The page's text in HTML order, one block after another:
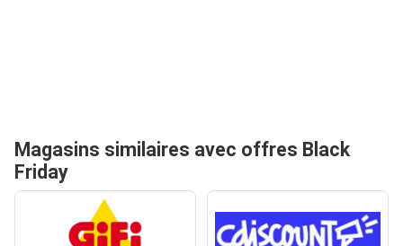
Magasins similaires avec offres Black
Friday